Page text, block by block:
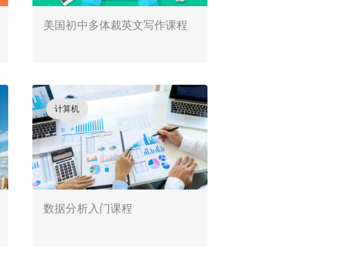
美国初中多体裁英文写作课程
计算机
数据分析入门课程